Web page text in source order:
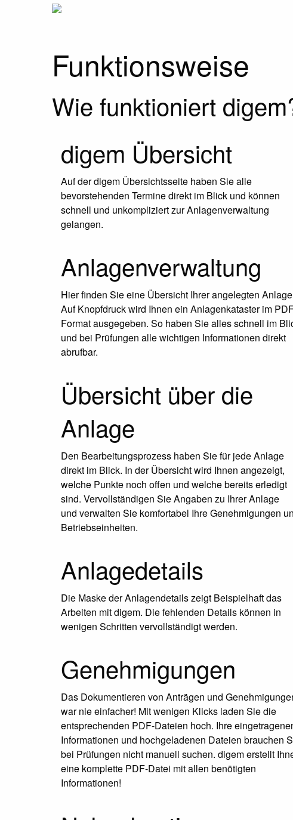
Funktionsweise
Wie funktioniert
digem Übersicht
Auf der digem Übersichtsseite haben Sie alle
bevorstehenden Termine direkt im Blick und können
schnell und unkompliziert zur Anlagenverwaltung
gelangen.
Anlagenverwaltung
Hier finden Sie eine Übersicht Ihrer angelegten
Auf Knopfdruck wird Ihnen ein Anlagenkataster im
Format ausgegeben. So haben Sie alles schnell im
und bei Prüfungen alle wichtigen Informationen direkt
abrufbar.
Übersicht über die
Anlage
Den Bearbeitungsprozess haben Sie für jede Anlage
direkt im Blick. In der Übersicht wird Ihnen angezeigt,
welche Punkte noch offen und welche bereits erledigt
sind. Vervollständigen Sie Angaben zu Ihrer Anlage
und verwalten Sie komfortabel Ihre Genehmigungen
Betriebseinheiten.
Anlagedetails
Die Maske der Anlagendetails zeigt Beispielhaft das
Arbeiten mit digem. Die fehlenden Details können in
wenigen Schritten vervollständigt werden.
Genehmigungen
Das Dokumentieren von Anträgen und
war nie einfacher! Mit wenigen Klicks laden Sie die
entsprechenden PDF-Dateien hoch. Ihre
Informationen und hochgeladenen Dateien brauchen
bei Prüfungen nicht manuell suchen. digem erstellt
eine komplette PDF-Datei mit allen benötigten
Informationen!